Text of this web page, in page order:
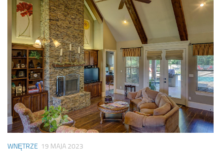
WNĘTRZE 19 MAJA 2023